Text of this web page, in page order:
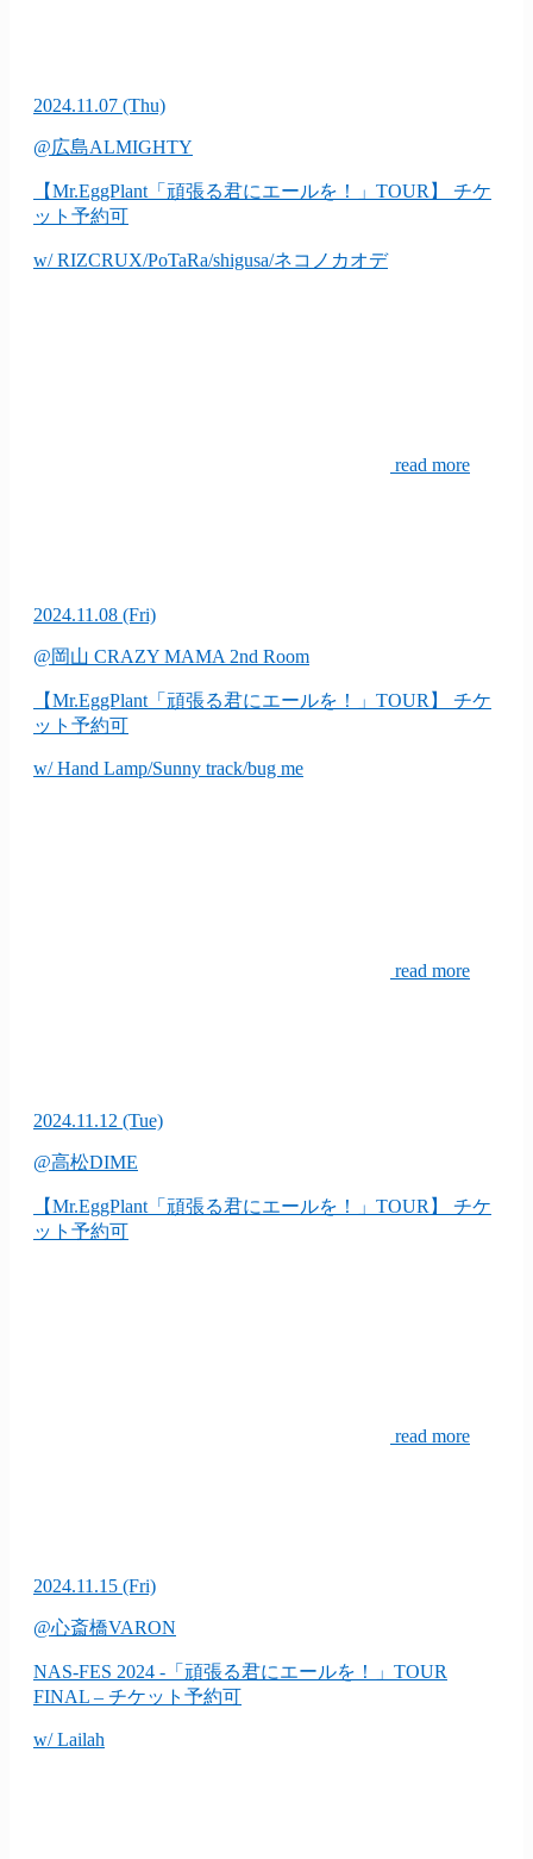
2024.11.07 (Thu)
@広島ALMIGHTY
【Mr.EggPlant「頑張る君にエールを！」TOUR】 チケ
ット予約可
w/ RIZCRUX/PoTaRa/shigusa/ネコノカオデ
read more
2024.11.08 (Fri)
@岡山 CRAZY MAMA 2nd Room
【Mr.EggPlant「頑張る君にエールを！」TOUR】 チケ
ット予約可
w/ Hand Lamp/Sunny track/bug me
read more
2024.11.12 (Tue)
@高松DIME
【Mr.EggPlant「頑張る君にエールを！」TOUR】 チケ
ット予約可
read more
2024.11.15 (Fri)
@心斎橋VARON
NAS-FES 2024 -「頑張る君にエールを！」TOUR
FINAL – チケット予約可
w/ Lailah